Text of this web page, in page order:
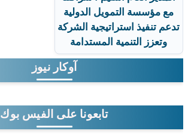
مع مؤسسة التمويل الدولية
تدعم تنفيذ استراتيجية الشركة
وتعزز التنمية المستدامة
آوكار نيوز
تابعونا على الفيس بوك